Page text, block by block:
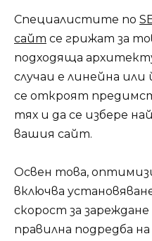
Специалистите по
сайт се грижат за
подходяща
случаи е линейна или
се откроят
тях и да се избере
вашия сайт.
Освен това,
включва
скорост за
правилна подредба